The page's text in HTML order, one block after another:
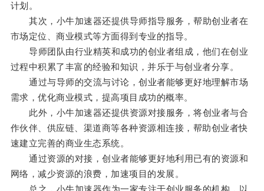
计划。
其次，小牛加速器还提供导师指导服务，帮助创业者在
市场定位、商业模式等方面得到专业的指导。
导师团队由行业精英和成功的创业者组成，他们在创业
过程中积累了丰富的经验和知识，并乐于与创业者分享。
通过与导师的交流与讨论，创业者能够更好地理解市场
需求，优化商业模式，提高项目成功的概率。
此外，小牛加速器还提供资源对接服务，将创业者与合
作伙伴、供应链、渠道商等各种资源相连接，帮助创业者快
速建立完善的商业生态系统。
通过资源的对接，创业者能够更好地利用已有的资源和
网络，减少资源的浪费，加速项目的发展。